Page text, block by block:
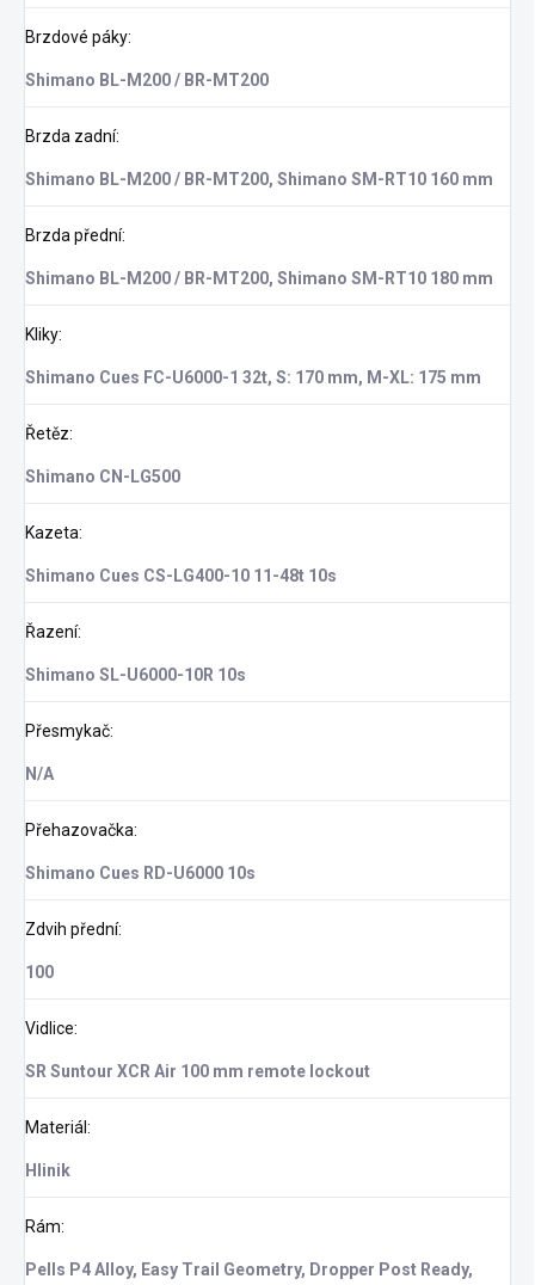
Brzdové páky:
Shimano BL-M200 / BR-MT200
Brzda zadní:
Shimano BL-M200 / BR-MT200, Shimano SM-RT10 160 mm
Brzda přední:
Shimano BL-M200 / BR-MT200, Shimano SM-RT10 180 mm
Kliky:
Shimano Cues FC-U6000-1 32t, S: 170 mm, M-XL: 175 mm
Řetěz:
Shimano CN-LG500
Kazeta:
Shimano Cues CS-LG400-10 11-48t 10s
Řazení:
Shimano SL-U6000-10R 10s
Přesmykač:
N/A
Přehazovačka:
Shimano Cues RD-U6000 10s
Zdvih přední:
100
Vidlice:
SR Suntour XCR Air 100 mm remote lockout
Materiál:
Hlinik
Rám:
Pells P4 Alloy, Easy Trail Geometry, Dropper Post Ready,